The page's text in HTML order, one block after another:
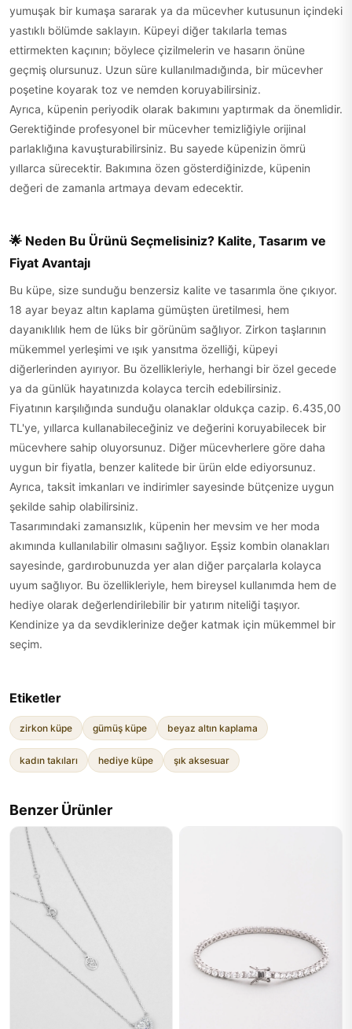
yumuşak bir kumaşa sararak ya da mücevher kutusunun içindeki
yastıklı bölümde saklayın. Küpeyi diğer takılarla temas
ettirmekten kaçının; böylece çizilmelerin ve hasarın önüne
geçmiş olursunuz. Uzun süre kullanılmadığında, bir mücevher
poşetine koyarak toz ve nemden koruyabilirsiniz.
Ayrıca, küpenin periyodik olarak bakımını yaptırmak da önemlidir.
Gerektiğinde profesyonel bir mücevher temizliğiyle orijinal
parlaklığına kavuşturabilirsiniz. Bu sayede küpenizin ömrü
yıllarca sürecektir. Bakımına özen gösterdiğinizde, küpenin
değeri de zamanla artmaya devam edecektir.
🌟 Neden Bu Ürünü Seçmelisiniz? Kalite, Tasarım ve
Fiyat Avantajı
Bu küpe, size sunduğu benzersiz kalite ve tasarımla öne çıkıyor.
18 ayar beyaz altın kaplama gümüşten üretilmesi, hem
dayanıklılık hem de lüks bir görünüm sağlıyor. Zirkon taşlarının
mükemmel yerleşimi ve ışık yansıtma özelliği, küpeyi
diğerlerinden ayırıyor. Bu özellikleriyle, herhangi bir özel gecede
ya da günlük hayatınızda kolayca tercih edebilirsiniz.
Fiyatının karşılığında sunduğu olanaklar oldukça cazip. 6.435,00
TL'ye, yıllarca kullanabileceğiniz ve değerini koruyabilecek bir
mücevhere sahip oluyorsunuz. Diğer mücevherlere göre daha
uygun bir fiyatla, benzer kalitede bir ürün elde ediyorsunuz.
Ayrıca, taksit imkanları ve indirimler sayesinde bütçenize uygun
şekilde sahip olabilirsiniz.
Tasarımındaki zamansızlık, küpenin her mevsim ve her moda
akımında kullanılabilir olmasını sağlıyor. Eşsiz kombin olanakları
sayesinde, gardırobunuzda yer alan diğer parçalarla kolayca
uyum sağlıyor. Bu özellikleriyle, hem bireysel kullanımda hem de
hediye olarak değerlendirilebilir bir yatırım niteliği taşıyor.
Kendinize ya da sevdiklerinize değer katmak için mükemmel bir
seçim.
Etiketler
zirkon küpe gümüş küpe beyaz altın kaplama
kadın takıları hediye küpe şık aksesuar
Benzer Ürünler